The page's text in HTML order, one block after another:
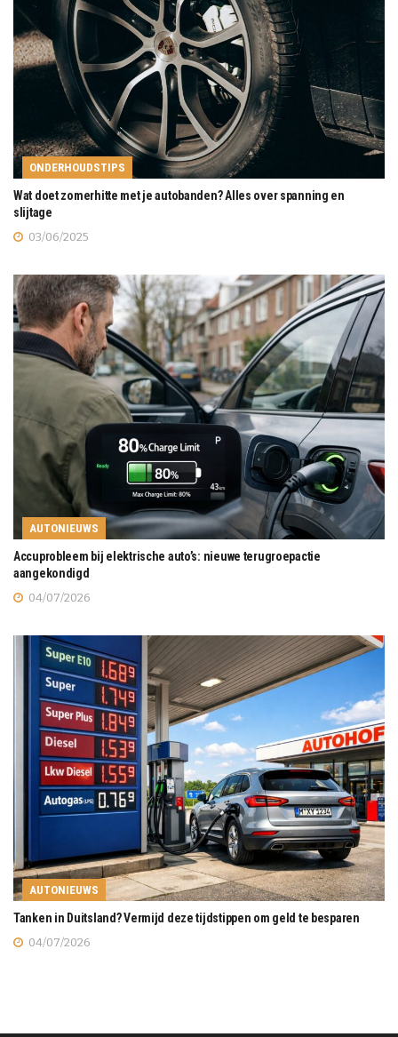
ONDERHOUDSTIPS
Wat doet zomerhitte met je autobanden? Alles over spanning en
slijtage
03/06/2025
AUTONIEUWS
Accuprobleem bij elektrische auto’s: nieuwe terugroepactie
aangekondigd
04/07/2026
AUTONIEUWS
Tanken in Duitsland? Vermijd deze tijdstippen om geld te besparen
04/07/2026